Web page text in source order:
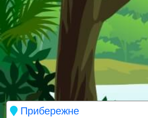
Прибережне